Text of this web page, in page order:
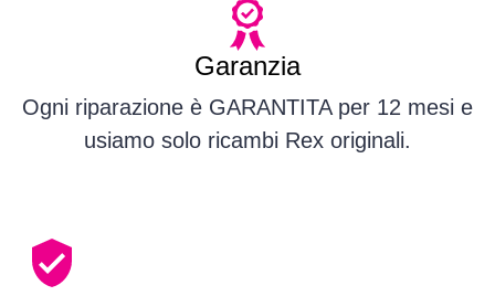
Garanzia
Ogni riparazione è GARANTITA per 12 mesi e
usiamo solo ricambi Rex originali.